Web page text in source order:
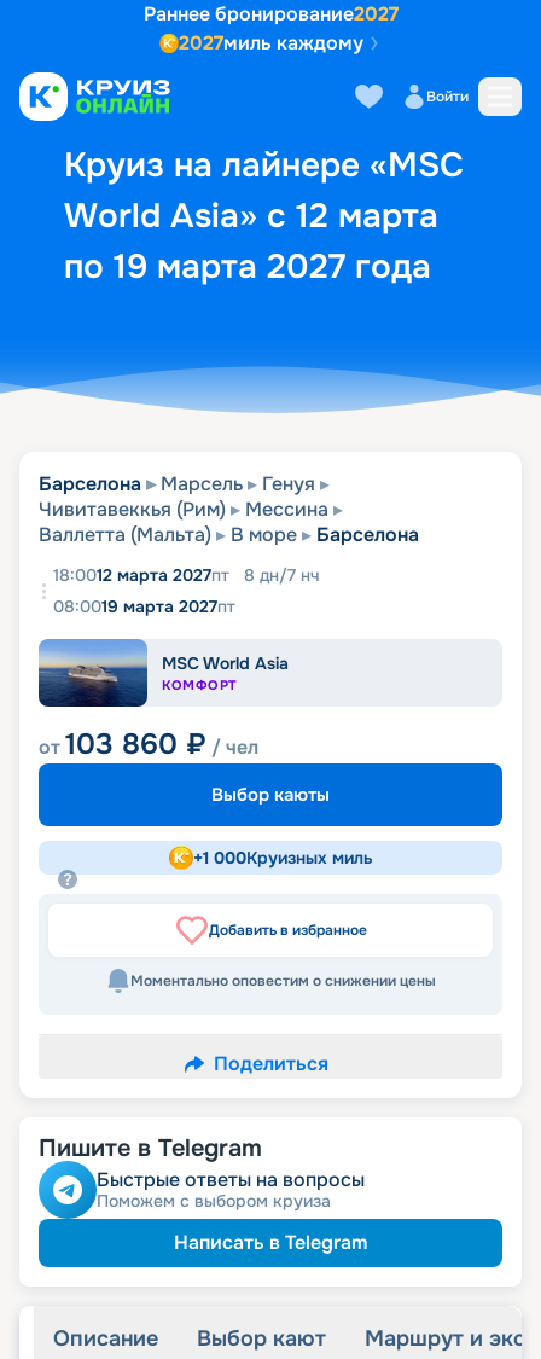
Раннее бронирование2027
2027миль каждому
Войти
Круиз на лайнере «MSC
World Asia» с 12 марта
по 19 марта 2027 года
Выбор кают Маршрут и
Барселона Марсель
Генуя
Чивитавеккья (Рим)
Мессина
Валлетта (Мальта)
В море Барселона
18:0012 марта 2027пт 8 дн/7 нч
08:0019 марта 2027пт
MSC World Asia
КОМФОРТ
от103 860 ₽ / чел
Выбор каюты
+1 000Круизных миль
Добавить в избранное
Моментально оповестим о снижении цены
Поделиться
Пишите в Telegram
Быстрые ответы на вопросы
Поможем с выбором круиза
Написать в Telegram
Описание Выбор кают Маршрут и